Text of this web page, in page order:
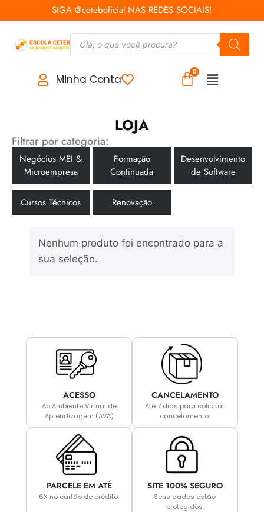
SIGA @ceteboficial NAS REDES SOCIAIS!
Minha Conta
LOJA
Filtrar por categoria:
Negócios MEI &
Microempresa
Formação
Continuada
Desenvolvimento
de Software
Cursos Técnicos Renovação
Nenhum produto foi encontrado para a
sua seleção.
ACESSO
Ao Ambiente Virtual de
Aprendizagem (AVA)
CANCELAMENTO
Até 7 dias para solicitar
cancelamento.
PARCELE EM ATÉ
6X no cartão de crédito.
SITE 100% SEGURO
Seus dados estão
protegidos.